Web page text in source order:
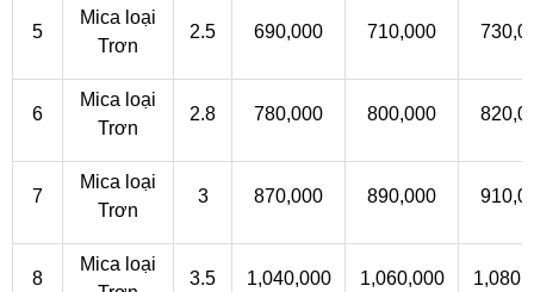
5
Mica loại
Trơn
2.5 690,000 710,000
6
Mica loại
Trơn
2.8 780,000 800,000
7
Mica loại
Trơn
3 870,000 890,000
8
Mica loại
3.5 1,040,000 1,060,000